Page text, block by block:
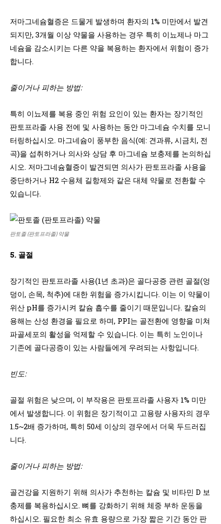
저마그네슘혈증은 드물게 발생하며 환자의 1% 미만에서 발견
되지만, 3개월 이상 약물을 사용하는 경우 특히 이뇨제나 마그
네슘을 감소시키는 다른 약을 복용하는 환자에서 위험이 증가
합니다.
줄이거나 피하는 방법:
특히 이뇨제를 복용 중인 위험 요인이 있는 환자는 장기적인
판토프라졸 사용 전에 및 사용하는 동안 마그네슘 수치를 모니
터링하십시오. 마그네슘이 풍부한 음식(예: 견과류, 시금치, 전
곡)을 섭취하거나 의사와 상담 후 마그네슘 보충제를 논의하십
시오. 저마그네슘혈증이 발견되면 의사가 판토프라졸 사용을
중단하거나 H2 수용체 길항제와 같은 대체 약물로 전환할 수
있습니다.
판토졸 (판토프라졸) 약물
5. 골절
장기적인 판토프라졸 사용(1년 초과)은 골다공증 관련 골절(엉
덩이, 손목, 척추)에 대한 위험을 증가시킵니다. 이는 이 약물이
위산 pH를 증가시켜 칼슘 흡수를 줄이기 때문입니다. 칼슘의
용해는 산성 환경을 필요로 하며, PPI는 골전환에 영향을 미쳐
파골세포의 활성을 억제할 수 있습니다. 이는 특히 노인이나
기존에 골다공증이 있는 사람들에게 우려되는 사항입니다.
빈도:
골절 위험은 낮으며, 이 부작용은 판토프라졸 사용자 1% 미만
에서 발생합니다. 이 위험은 장기적이고 고용량 사용자의 경우
1.5~2배 증가하며, 특히 50세 이상의 경우에서 더욱 두드러집
니다.
줄이거나 피하는 방법:
골건강을 지원하기 위해 의사가 추천하는 칼슘 및 비타민 D 보
충제를 복용하십시오. 뼈를 강화하기 위해 체중 부하 운동을
하십시오. 필요한 최소 유효 용량으로 가장 짧은 기간 동안 판